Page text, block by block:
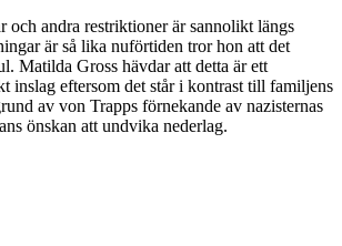
och andra restriktioner är sannolikt längs
är så lika nuförtiden tror hon att det
Matilda Gross hävdar att detta är ett
inslag eftersom det står i kontrast till familjens
av von Trapps förnekande av nazisternas
önskan att undvika nederlag.